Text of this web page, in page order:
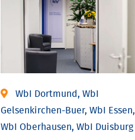
WbI Dortmund, WbI
Gelsenkirchen-Buer, WbI Essen,
WbI Oberhausen, WbI Duisburg